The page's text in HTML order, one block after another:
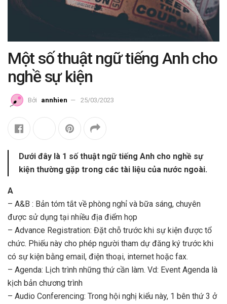
Một số thuật ngữ tiếng Anh cho
nghề sự kiện
Bởi annhien 25/03/2023
Dưới đây là 1 số thuật ngữ tiếng Anh cho nghề sự
kiện thường gặp trong các tài liệu của nước ngoài.
A
– A&B : Bản tóm tắt về phòng nghỉ và bữa sáng, chuyên
được sử dụng tại nhiều địa điểm họp
– Advance Registration: Đặt chỗ trước khi sự kiện được tổ
chức. Phiếu này cho phép người tham dự đăng ký trước khi
có sự kiện bằng email, điện thoại, internet hoặc fax.
– Agenda: Lịch trình những thứ cần làm. Vd: Event Agenda là
kịch bản chương trình
– Audio Conferencing: Trong hội nghị kiểu này, 1 bên thứ 3 ở